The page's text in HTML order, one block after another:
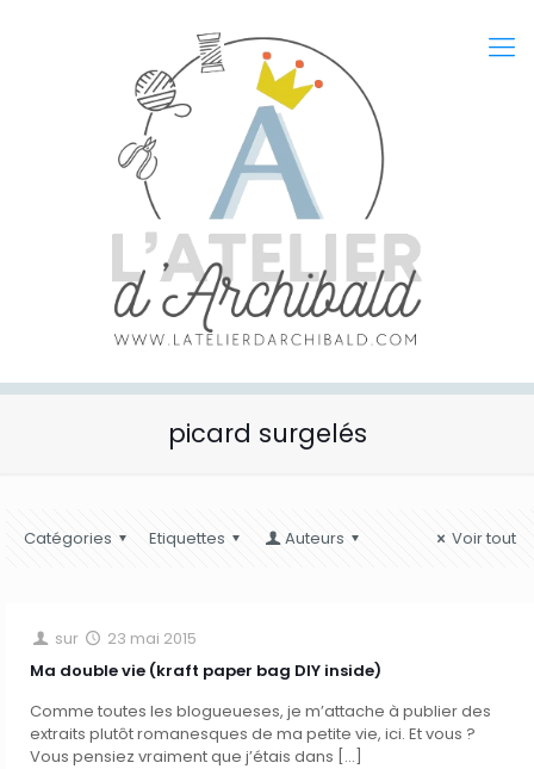
picard surgelés
Catégories Etiquettes Auteurs Voir tout
sur
23 mai 2015
Ma double vie (kraft paper bag DIY inside)
Comme toutes les blogueueses, je m’attache à publier des
extraits plutôt romanesques de ma petite vie, ici. Et vous ?
Vous pensiez vraiment que j’étais dans […]